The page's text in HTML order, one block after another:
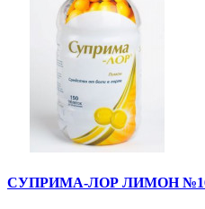
СУПРИМА-ЛОР ЛИМОН